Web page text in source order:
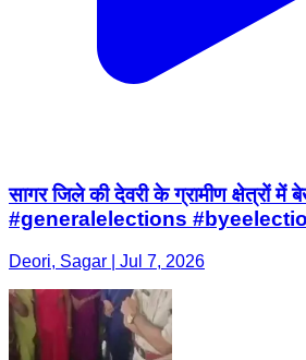
सागर जिले की देवरी के ग्रामीण क्षेत्रों में
#generalelections
Deori, Sagar | Jul 7, 2026